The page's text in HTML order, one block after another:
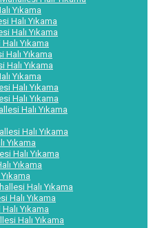
Yıkama
Halı Yıkama
Halı Yıkama
Yıkama
Yıkama
Halı Yıkama
Yıkama
Halı Yıkama
Halı Yıkama
Halı Yıkama
Halı Yıkama
Yıkama
Halı Yıkama
Yıkama
Halı Yıkama
Halı Yıkama
Yıkama
Halı Yıkama